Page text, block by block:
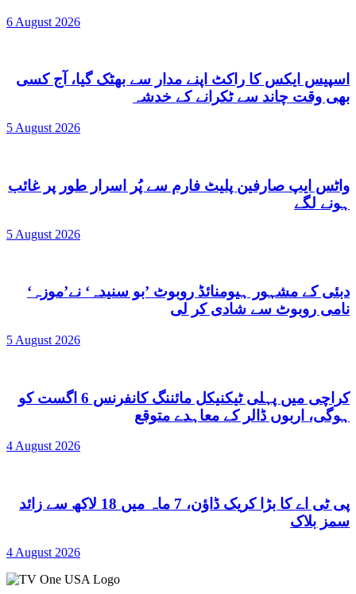
6 August 2026
اسپیس ایکس کا راکٹ اپنے مدار سے بھٹک گیا، آج کسی
بھی وقت چاند سے ٹکرانے کے خدشہ
5 August 2026
واٹس ایپ صارفین پلیٹ فارم سے پُر اسرار طور پر غائب
ہونے لگے
5 August 2026
دبئی کے مشہور ہیومنائڈ روبوٹ ’بو سنیدہ‘ نے’موزہ‘
نامی روبوٹ سے شادی کر لی
5 August 2026
کراچی میں پہلی ٹیکنیکل مائننگ کانفرنس 6 اگست کو
ہوگی، اربوں ڈالر کے معاہدے متوقع
4 August 2026
پی ٹی اے کا بڑا کریک ڈاؤن، 7 ماہ میں 18 لاکھ سے زائد
سمز بلاک
4 August 2026